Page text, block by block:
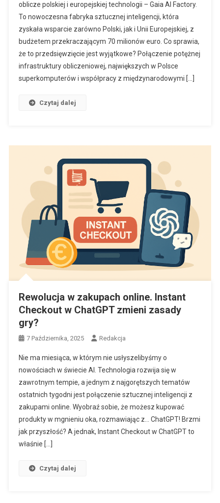
oblicze polskiej i europejskiej technologii – Gaia AI Factory.
To nowoczesna fabryka sztucznej inteligencji, która
zyskała wsparcie zarówno Polski, jak i Unii Europejskiej, z
budżetem przekraczającym 70 milionów euro. Co sprawia,
że to przedsięwzięcie jest wyjątkowe? Połączenie potężnej
infrastruktury obliczeniowej, największych w Polsce
superkomputerów i współpracy z międzynarodowymi […]
Czytaj dalej
Rewolucja w zakupach online. Instant
Checkout w ChatGPT zmieni zasady
gry?
7 Października, 2025 Redakcja
Nie ma miesiąca, w którym nie usłyszelibyśmy o
nowościach w świecie AI. Technologia rozwija się w
zawrotnym tempie, a jednym z najgorętszych tematów
ostatnich tygodni jest połączenie sztucznej inteligencji z
zakupami online. Wyobraź sobie, że możesz kupować
produkty w mgnieniu oka, rozmawiając z… ChatGPT! Brzmi
jak przyszłość? A jednak, Instant Checkout w ChatGPT to
właśnie […]
Czytaj dalej